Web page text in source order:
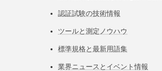
認証試験の技術情報
ツールと測定ノウハウ
標準規格と最新用語集
業界ニュースとイベント情報